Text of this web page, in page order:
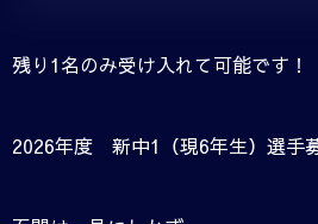
残り1名のみ受け入れて可能です！
2026年度 新中1（現6年生）選手